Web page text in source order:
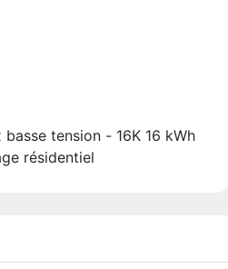
tension - 16K 16 kWh
résidentiel